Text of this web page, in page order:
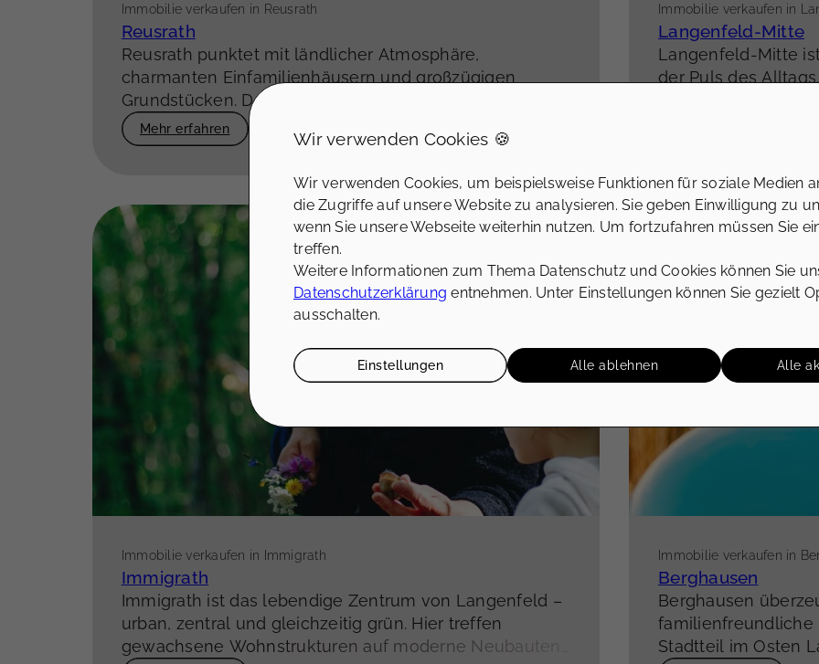
Immobilie verkaufen in Reusrath
Reusrath
Reusrath punktet mit ländlicher Atmosphäre,
charmanten Einfamilienhäusern und großzügigen
Grundstücken. Der Stadtteil im Süden Langenfelds
bietet idyllisches Wohnen mit Stadtnähe
Familien, die Ruhe suchen, aber nicht auf gute
Mehr erfahren
Immobilie verkaufen in
Langenfeld-Mitte
Langenfeld-Mitte
der Puls des
Immobilie verkaufen in Immigrath
Immigrath
Immigrath ist das lebendige Zentrum von Langenfeld –
urban, zentral und gleichzeitig grün. Hier treffen
gewachsene Wohnstrukturen auf moderne Neubauten,
Immobilie verkaufen in
Berghausen
Berghausen
familienfreundliche
Stadtteil im Osten
Wir verwenden Cookies 🍪
Wir verwenden Cookies, um beispielsweise Funktionen für soziale Medien
die Zugriffe auf unsere Website zu analysieren. Sie geben Einwilligung zu
wenn Sie unsere Webseite weiterhin nutzen. Um fortzufahren müssen Sie
treffen.
Weitere Informationen zum Thema Datenschutz und Cookies können Sie
Datenschutzerklärung entnehmen. Unter Einstellungen können Sie gezielt
ausschalten.
Einstellungen Alle ablehnen Alle